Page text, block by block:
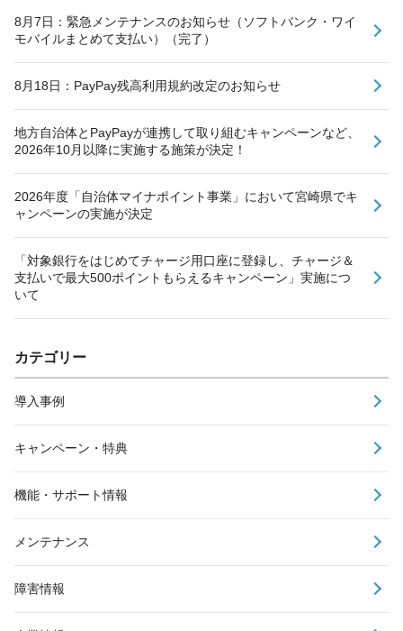
8月7日：緊急メンテナンスのお知らせ（ソフトバンク・ワイ
モバイルまとめて支払い）（完了）
8月18日：PayPay残高利用規約改定のお知らせ
地方自治体とPayPayが連携して取り組むキャンペーンなど、
2026年10月以降に実施する施策が決定！
2026年度「自治体マイナポイント事業」において宮崎県でキ
ャンペーンの実施が決定
「対象銀行をはじめてチャージ用口座に登録し、チャージ＆
支払いで最大500ポイントもらえるキャンペーン」実施につ
いて
カテゴリー
導入事例
キャンペーン・特典
機能・サポート情報
メンテナンス
障害情報